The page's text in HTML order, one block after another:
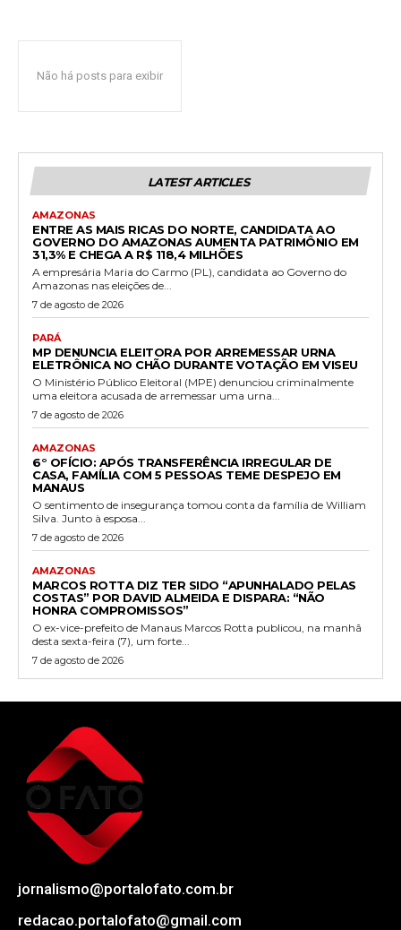
Não há posts para exibir
LATEST ARTICLES
AMAZONAS
ENTRE AS MAIS RICAS DO NORTE, CANDIDATA AO
GOVERNO DO AMAZONAS AUMENTA PATRIMÔNIO EM
31,3% E CHEGA A R$ 118,4 MILHÕES
A empresária Maria do Carmo (PL), candidata ao Governo do
Amazonas nas eleições de...
7 de agosto de 2026
PARÁ
MP DENUNCIA ELEITORA POR ARREMESSAR URNA
ELETRÔNICA NO CHÃO DURANTE VOTAÇÃO EM VISEU
O Ministério Público Eleitoral (MPE) denunciou criminalmente
uma eleitora acusada de arremessar uma urna...
7 de agosto de 2026
AMAZONAS
6° OFÍCIO: APÓS TRANSFERÊNCIA IRREGULAR DE
CASA, FAMÍLIA COM 5 PESSOAS TEME DESPEJO EM
MANAUS
O sentimento de insegurança tomou conta da família de William
Silva. Junto à esposa...
7 de agosto de 2026
AMAZONAS
MARCOS ROTTA DIZ TER SIDO “APUNHALADO PELAS
COSTAS” POR DAVID ALMEIDA E DISPARA: “NÃO
HONRA COMPROMISSOS”
O ex-vice-prefeito de Manaus Marcos Rotta publicou, na manhã
desta sexta-feira (7), um forte...
7 de agosto de 2026
jornalismo@portalofato.com.br
redacao.portalofato@gmail.com